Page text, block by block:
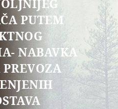
PUTEM
NABAVKA